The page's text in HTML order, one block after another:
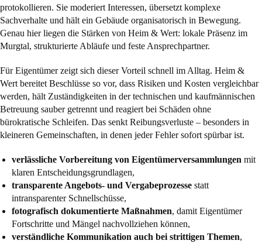
protokollieren. Sie moderiert Interessen, übersetzt komplexe
Sachverhalte und hält ein Gebäude organisatorisch in Bewegung.
Genau hier liegen die Stärken von Heim & Wert: lokale Präsenz im
Murgtal, strukturierte Abläufe und feste Ansprechpartner.
Für Eigentümer zeigt sich dieser Vorteil schnell im Alltag. Heim &
Wert bereitet Beschlüsse so vor, dass Risiken und Kosten vergleichbar
werden, hält Zuständigkeiten in der technischen und kaufmännischen
Betreuung sauber getrennt und reagiert bei Schäden ohne
bürokratische Schleifen. Das senkt Reibungsverluste – besonders in
kleineren Gemeinschaften, in denen jeder Fehler sofort spürbar ist.
verlässliche Vorbereitung von Eigentümerversammlungen mit
klaren Entscheidungsgrundlagen,
transparente Angebots- und Vergabeprozesse statt
intransparenter Schnellschüsse,
fotografisch dokumentierte Maßnahmen, damit Eigentümer
Fortschritte und Mängel nachvollziehen können,
verständliche Kommunikation auch bei strittigen Themen,